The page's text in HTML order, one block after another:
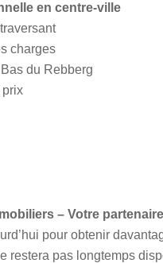
en centre-ville
charges
du Rebberg
prix
– Votre
pour obtenir
restera pas longtemps